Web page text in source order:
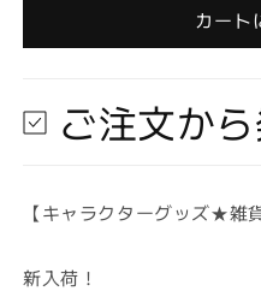
ニ
イ
ー
ー
ニ
イ
ー
カート
ご注文か
【キャラクターグッズ★雑貨
新入荷！